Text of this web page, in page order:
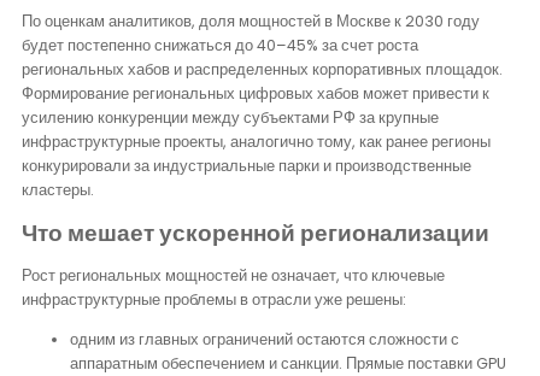
По оценкам аналитиков, доля мощностей в Москве к 2030 году
будет постепенно снижаться до 40–45% за счет роста
региональных хабов и распределенных корпоративных площадок.
Формирование региональных цифровых хабов может привести к
усилению конкуренции между субъектами РФ за крупные
инфраструктурные проекты, аналогично тому, как ранее регионы
конкурировали за индустриальные парки и производственные
кластеры.
Что мешает ускоренной регионализации
Рост региональных мощностей не означает, что ключевые
инфраструктурные проблемы в отрасли уже решены:
одним из главных ограничений остаются сложности с
аппаратным обеспечением и санкции. Прямые поставки GPU